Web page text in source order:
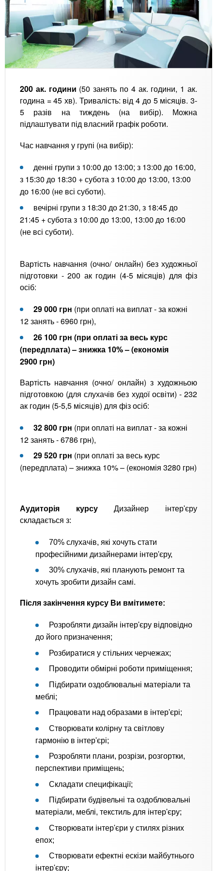
200 ак. години (50 занять по 4 ак. години, 1 ак.
година = 45 хв). Тривалість: від 4 до 5 місяців. 3-
5 разів на тиждень (на вибір). Можна
підлаштувати під власний графік роботи.
Час навчання у групі (на вибір):
денні групи з 10:00 до 13:00; з 13:00 до 16:00,
з 15:30 до 18:30 + субота з 10:00 до 13:00, 13:00
до 16:00 (не всі суботи).
вечірні групи з 18:30 до 21:30, з 18:45 до
21:45 + субота з 10:00 до 13:00, 13:00 до 16:00
(не всі суботи).
Вартість навчання (очно/ онлайн) без художньої
підготовки - 200 ак годин (4-5 місяців) для фіз
осіб:
29 000 грн (при оплаті на виплат - за кожні
12 занять - 6960 грн),
26 100 грн (при оплаті за весь курс
(передплата) – знижка 10% – (економія
2900 грн)
Вартість навчання (очно/ онлайн) з художньою
підготовкою (для слухачів без худої освіти) - 232
ак годин (5-5,5 місяців) для фіз осіб:
32 800 грн (при оплаті на виплат - за кожні
12 занять - 6786 грн),
29 520 грн (при оплаті за весь курс
(передплата) – знижка 10% – (економія 3280 грн)
Аудиторія курсуДизайнер інтер'єру
складається з:
70% слухачів, які хочуть стати
професійними дизайнерами інтер'єру,
30% слухачів, які планують ремонт та
хочуть зробити дизайн самі.
Після закінчення курсу Ви вмітимете:
Розробляти дизайн інтер'єру відповідно
до його призначення;
Розбиратися у стільних черчежах;
Проводити обмірні роботи приміщення;
Підбирати оздоблювальні матеріали та
меблі;
Працювати над образами в інтер'єрі;
Створювати колірну та світлову
гармонію в інтер'єрі;
Розробляти плани, розрізи, розгортки,
перспективи приміщень;
Складати специфікації;
Підбирати будівельні та оздоблювальні
матеріали, меблі, текстиль для інтер'єру;
Створювати інтер'єри у стилях різних
епох;
Створювати ефектні ескізи майбутнього
інтер'єру;